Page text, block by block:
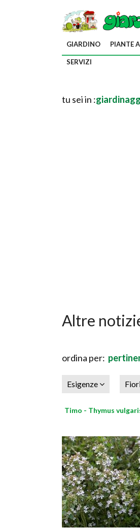
GIARDINO PIANTE
SERVIZI
tu sei in :
Altre
ordina per:
Esigenze
Timo - Thymus